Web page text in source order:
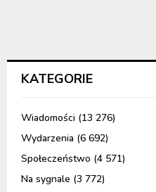
KATEGORIE
Wiadomości (13 276)
Wydarzenia (6 692)
Społeczeństwo (4 571)
Na sygnale (3 772)